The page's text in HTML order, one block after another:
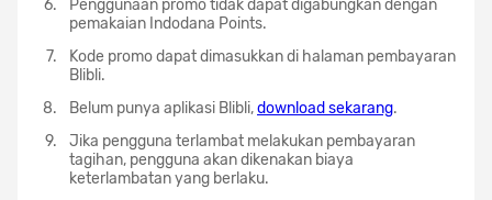
Penggunaan promo tidak dapat digabungkan dengan
pemakaian Indodana Points.
Kode promo dapat dimasukkan di halaman pembayaran
Blibli.
Belum punya aplikasi Blibli,download sekarang.
Jika pengguna terlambat melakukan pembayaran
tagihan, pengguna akan dikenakan biaya
keterlambatan yang berlaku.